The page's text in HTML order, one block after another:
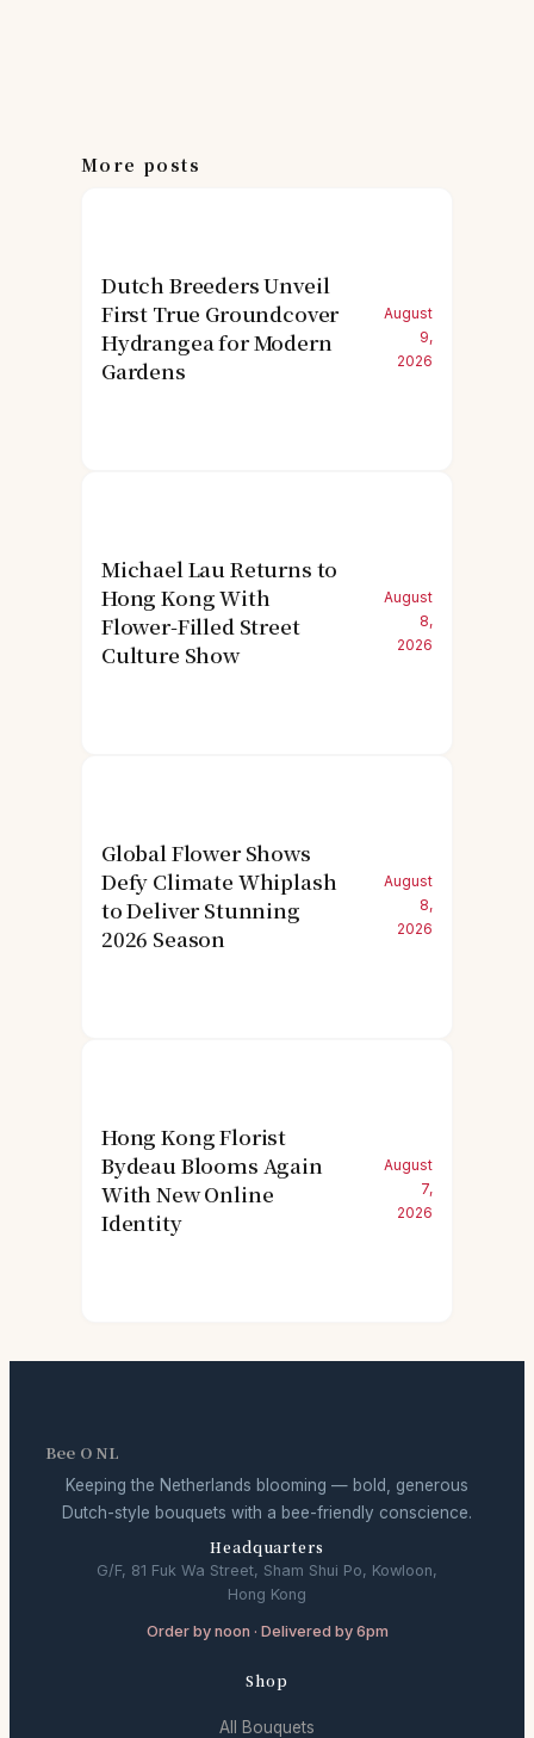
More posts
Dutch Breeders Unveil
First True Groundcover
Hydrangea for Modern
Gardens
August
9,
2026
Michael Lau Returns to
Hong Kong With
Flower-Filled Street
Culture Show
August
8,
2026
Global Flower Shows
Defy Climate Whiplash
to Deliver Stunning
2026 Season
August
8,
2026
Hong Kong Florist
Bydeau Blooms Again
With New Online
Identity
August
7,
2026
Bee O NL
Keeping the Netherlands blooming — bold, generous
Dutch-style bouquets with a bee-friendly conscience.
Headquarters
G/F, 81 Fuk Wa Street, Sham Shui Po, Kowloon,
Hong Kong
Order by noon · Delivered by 6pm
Shop
All Bouquets